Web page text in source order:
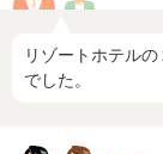
リゾートホテル
でした。